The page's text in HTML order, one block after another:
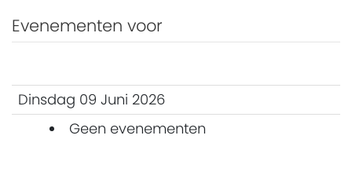
Evenementen voor
Dinsdag 09 Juni 2026
Geen evenementen